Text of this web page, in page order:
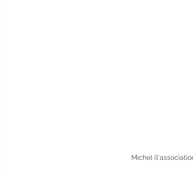
Michel